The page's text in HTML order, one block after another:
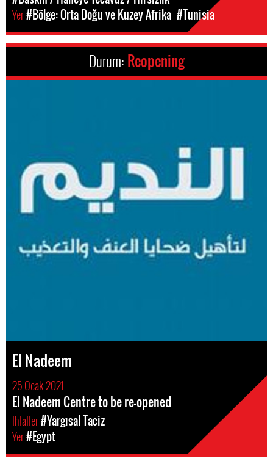
Yer#Bölge: Orta Doğu ve Kuzey Afrika #Tunisia
Durum: Reopening
El Nadeem
25 Ocak 2021
El Nadeem Centre to be re-opened
Ihlaller#Yargısal Taciz
Yer#Egypt